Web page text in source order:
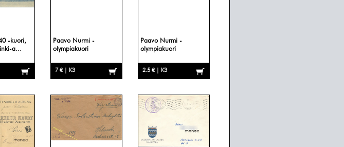
-kuori,
a...
Paavo Nurmi -
olympiakuori
7 € | K3
Paavo Nurmi -
olympiakuori
2.5 € | K3